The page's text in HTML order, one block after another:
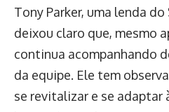
Tony Parker, uma lenda
deixou claro que, mesmo
continua acompanhando
da equipe. Ele tem
se revitalizar e se adaptar